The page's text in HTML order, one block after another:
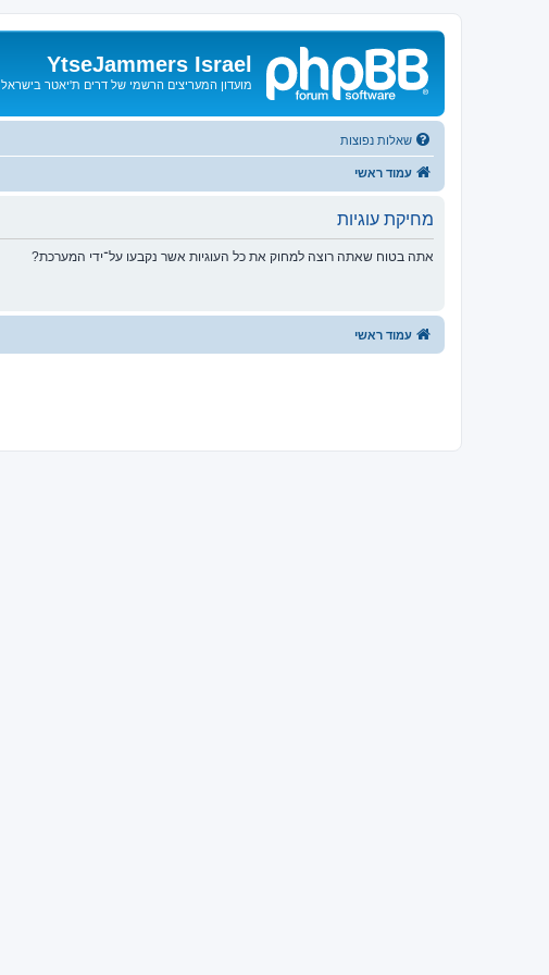
YtseJammers Israel
מועדון המעריצים הרשמי של דרים ת'יאטר בישראל
שאלות נפוצות
עמוד ראשי
מחיקת עוגיות
אתה בטוח שאתה רוצה למחוק את כל העוגיות אשר נקבעו על־ידי המערכת?
עמוד ראשי